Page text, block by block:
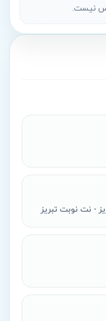
نیست.
- نت نوبت تبریز